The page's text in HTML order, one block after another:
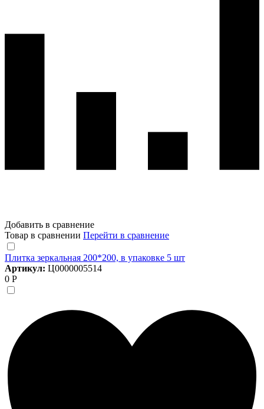
Добавить в сравнение
Товар в сравнении Перейти в сравнение
Плитка зеркальная 200*200, в упаковке 5 шт
Артикул: Ц0000005514
0 Р